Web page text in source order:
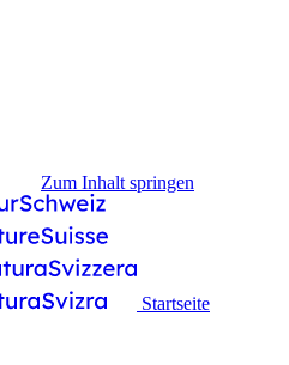
Zum Inhalt springen
Startseite